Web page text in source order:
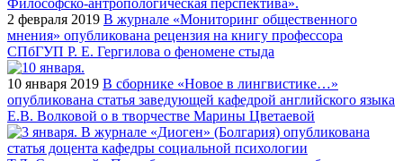
2 февраля 2019 В журнале «Мониторинг общественного
мнения» опубликована рецензия на книгу профессора
СПбГУП Р. Е. Гергилова о феномене стыда
10 января 2019 В сборнике «Новое в лингвистике…»
опубликована статья заведующей кафедрой английского языка
Е.В. Волковой о в творчестве Марины Цветаевой